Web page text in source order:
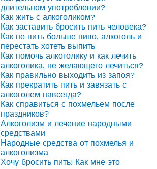
длительном употреблении?
Как жить с алкоголиком?
Как заставить бросить пить человека?
Как не пить больше пиво, алкоголь и
перестать хотеть выпить
Как помочь алкоголику и как лечить
алкоголика, не желающего лечиться?
Как правильно выходить из запоя?
Как прекратить пить и завязать с
алкоголем навсегда?
Как справиться с похмельем после
праздников?
Алкоголизм и лечение народными
средствами
Народные средства от похмелья и
алкоголизма
Хочу бросить пить! Как мне это